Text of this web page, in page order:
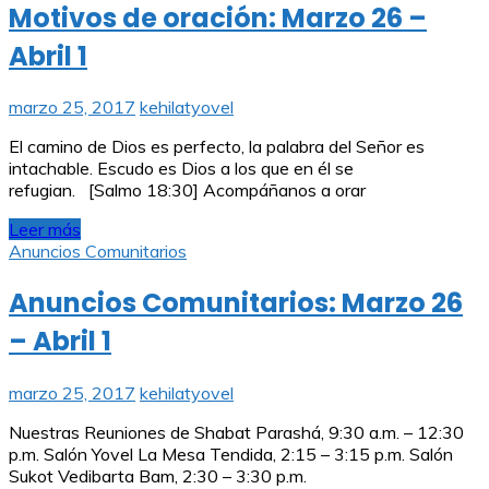
Motivos de oración: Marzo 26 –
Abril 1
marzo 25, 2017 kehilatyovel
El camino de Dios es perfecto, la palabra del Señor es
intachable. Escudo es Dios a los que en él se
refugian. [Salmo 18:30] Acompáñanos a orar
Leer más
Anuncios Comunitarios
Anuncios Comunitarios: Marzo 26
– Abril 1
marzo 25, 2017 kehilatyovel
Nuestras Reuniones de Shabat Parashá, 9:30 a.m. – 12:30
p.m. Salón Yovel La Mesa Tendida, 2:15 – 3:15 p.m. Salón
Sukot Vedibarta Bam, 2:30 – 3:30 p.m.